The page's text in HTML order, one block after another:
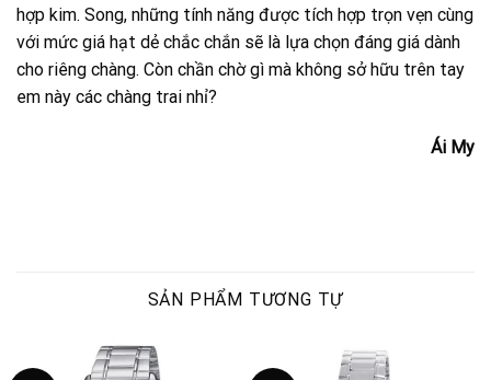
hợp kim. Song, những tính năng được tích hợp trọn vẹn cùng
với mức giá hạt dẻ chắc chắn sẽ là lựa chọn đáng giá dành
cho riêng chàng. Còn chần chờ gì mà không sở hữu trên tay
em này các chàng trai nhỉ?
Ái My
SẢN PHẨM TƯƠNG TỰ